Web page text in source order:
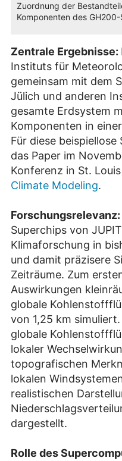
Zuordnung der
Komponenten des
Zentrale Ergebnisse:
Instituts für
gemeinsam mit dem
Jülich und anderen
gesamte Erdsystem
Komponenten in
Für diese
das Paper im
Konferenz in St.
Climate Modeling.
Forschungsrelevanz:
Superchips von
Klimaforschung in
und damit präzisere
Zeiträume. Zum
Auswirkungen
globale
von 1,25 km
globale
lokaler
topografischen
lokalen
realistischen
dargestellt.
Rolle des